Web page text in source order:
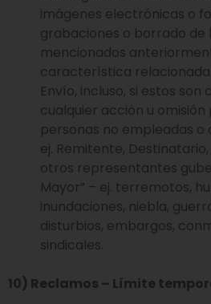
imágenes electrónicas o
grabaciones o borrado de
mencionados
característica
Envío, incluso, si estos son
cualquier acción u
personas no empleadas
ej. Remitente,
otros representantes
Mayor” – ej. terremotos,
inundaciones, niebla,
disturbios, embargos,
sindicales.
10) Reclamos – Límite